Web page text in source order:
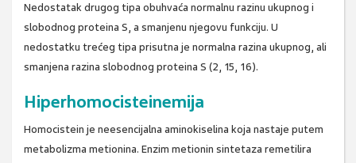
Nedostatak drugog tipa obuhvaća normalnu razinu ukupnog i
slobodnog proteina S, a smanjenu njegovu funkciju. U
nedostatku trećeg tipa prisutna je normalna razina ukupnog, ali
smanjena razina slobodnog proteina S (2, 15, 16).
Hiperhomocisteinemija
Homocistein je neesencijalna aminokiselina koja nastaje putem
metabolizma metionina. Enzim metionin sintetaza remetilira